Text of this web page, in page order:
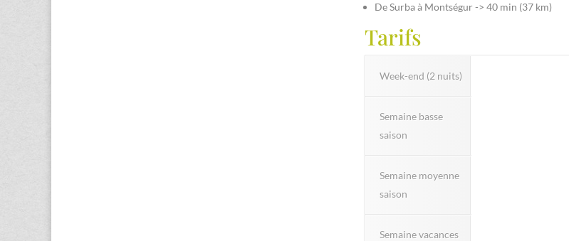
De Surba à Montségur -> 40 min (37 km)
Tarifs
Week-end (2 nuits)
Semaine basse
saison
Semaine moyenne
saison
Semaine vacances